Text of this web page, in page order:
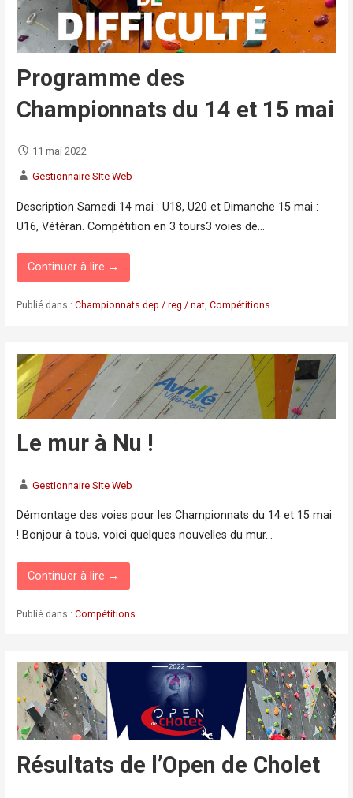
Programme des
Championnats du 14 et 15 mai
11 mai 2022
Gestionnaire SIte Web
Description Samedi 14 mai : U18, U20 et Dimanche 15 mai :
U16, Vétéran. Compétition en 3 tours3 voies de…
Continuer à lire →
Publié dans : Championnats dep / reg / nat, Compétitions
Le mur à Nu !
Gestionnaire SIte Web
Démontage des voies pour les Championnats du 14 et 15 mai
! Bonjour à tous, voici quelques nouvelles du mur…
Continuer à lire →
Publié dans : Compétitions
Résultats de l’Open de Cholet